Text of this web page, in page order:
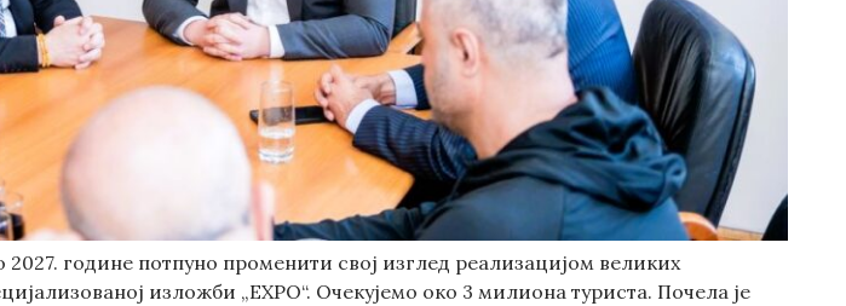
године потпуно променити свој изглед реализацијом великих
изложби „ЕXPO“. Очекујемо око 3 милиона туриста. Почела је